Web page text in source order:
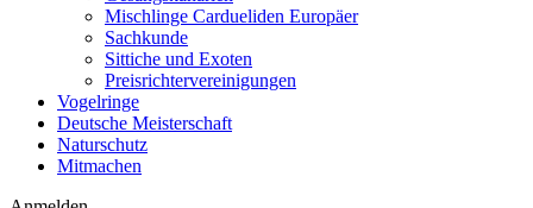
Mischlinge Cardueliden Europäer
Sachkunde
Sittiche und Exoten
Preisrichtervereinigungen
Vogelringe
Deutsche Meisterschaft
Naturschutz
Mitmachen